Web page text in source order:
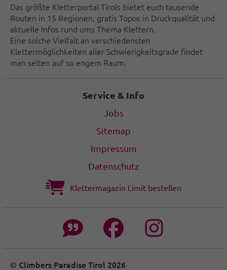
Das größte Kletterportal Tirols bietet euch tausende
Routen in 15 Regionen, gratis Topos in Druckqualität und
aktuelle Infos rund ums Thema Klettern.
Eine solche Vielfalt an verschiedensten
Klettermöglichkeiten aller Schwierigkeitsgrade findet
man selten auf so engem Raum.
Service & Info
Jobs
Sitemap
Impressum
Datenschutz
Klettermagazin Limit bestellen
© Climbers Paradise Tirol 2026